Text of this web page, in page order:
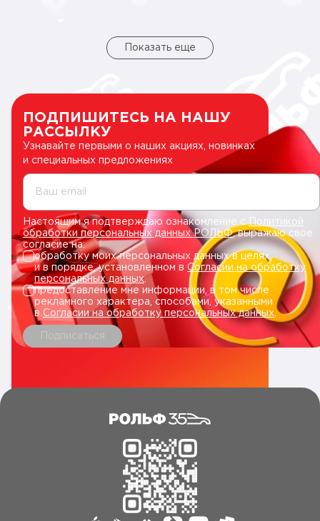
Показать еще
ПОДПИШИТЕСЬ НА НАШУ
РАССЫЛКУ
Узнавайте первыми о наших акциях, новинках
и специальных предложениях
Ваш email
Настоящим я подтверждаю ознакомление сПолитикой
обработки персональных данных РОЛЬФ, выражаю свое
согласие на:
обработку моих персональных данных в целях
и в порядке, установленном в Согласии на обработку
персональных данных.
предоставление мне информации, в том числе
рекламного характера, способами, указанными
в Согласии на обработку персональных данных
Подписаться